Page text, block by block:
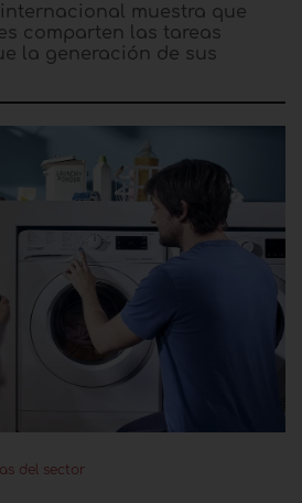
muestra que
comparten las tareas
la generación de sus
del sector